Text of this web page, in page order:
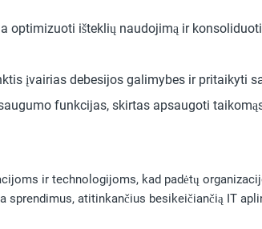
optimizuoti išteklių naudojimą ir
įvairias debesijos galimybes ir pritaikyti
funkcijas, skirtas apsaugoti
ir technologijoms, kad padėtų
atitinkančius besikeičiančią IT